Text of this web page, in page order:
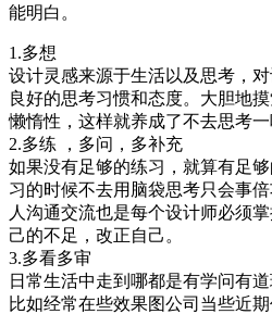
能明白。
1.多想
设计灵感来源于生活以及思考，
良好的思考习惯和态度。大胆地
懒惰性，这样就养成了不去思考
2.多练 ，多问，多补充
如果没有足够的练习，就算有足
习的时候不去用脑袋思考只会事
人沟通交流也是每个设计师必须
己的不足，改正自己。
3.多看多审
日常生活中走到哪都是有学问有
比如经常在些效果图公司当些近